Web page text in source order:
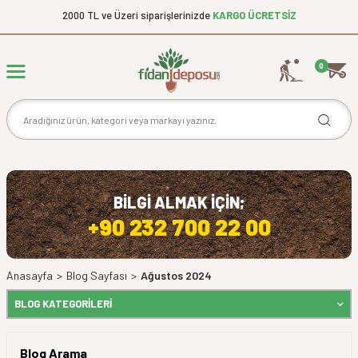
2000 TL ve Üzeri siparişlerinizde KARGO ÜCRETSİZ
0
BİLGİ ALMAK İÇİN;
+90 232 700 22 00
Anasayfa > Blog Sayfası > Ağustos 2024
BLOG KATEGORILERI
Blog Arama